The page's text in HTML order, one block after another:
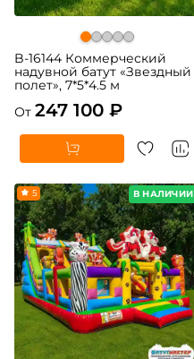
B-16144 Коммерческий
надувной батут «Звездный
полет», 7*5*4.5 м
От 247 100 ₽
В НАЛИЧИИ
5